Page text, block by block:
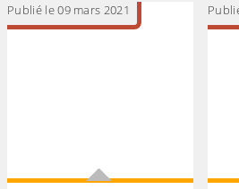
Publié le 09 mars 2021